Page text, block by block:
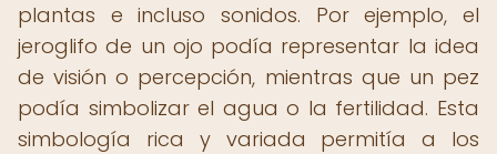
plantas e incluso sonidos. Por ejemplo, el
jeroglifo de un ojo podía representar la idea
de visión o percepción, mientras que un pez
podía simbolizar el agua o la fertilidad. Esta
simbología rica y variada permitía a los